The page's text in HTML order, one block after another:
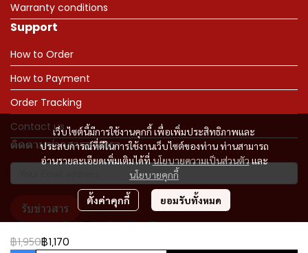
฿1,950฿1,170
เว็บไซต์นี้มีการใช้งานคุกกี้ เพื่อเพิ่มประสิทธิภาพและ
ประสบการณ์ที่ดีในการใช้งานเว็บไซต์ของท่าน ท่านสามารถ
อ่านรายละเอียดเพิ่มเติมได้ที่นโยบายความเป็นส่วนตัวและ
นโยบายคุกกี้
ตั้งค่าคุกกี้ ยอมรับทั้งหมด
Warranty conditions
Support
How to Order
How to Payment
Order Tracking
Contact us
ติดตามข่าวสารจากเรา
รับข่าวสาร